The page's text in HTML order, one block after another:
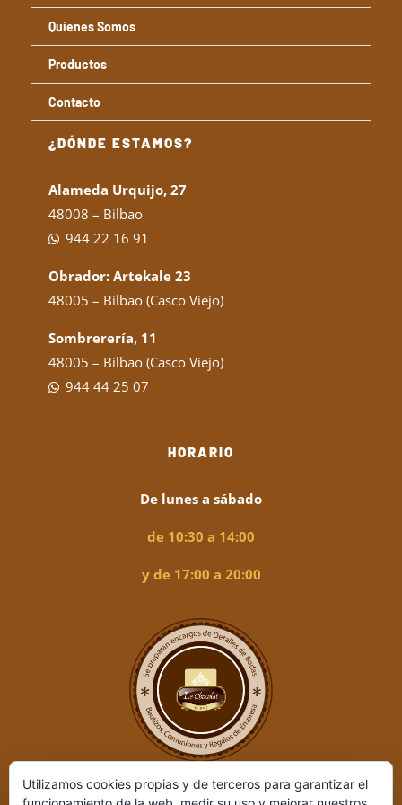
Quienes Somos
Productos
Contacto
¿DÓNDE ESTAMOS?
Alameda Urquijo, 27
48008 – Bilbao
944 22 16 91
Obrador: Artekale 23
48005 – Bilbao (Casco Viejo)
Sombrerería, 11
48005 – Bilbao (Casco Viejo)
944 44 25 07
HORARIO
De lunes a sábado
de 10:30 a 14:00
y de 17:00 a 20:00
Utilizamos cookies propias y de terceros para garantizar el